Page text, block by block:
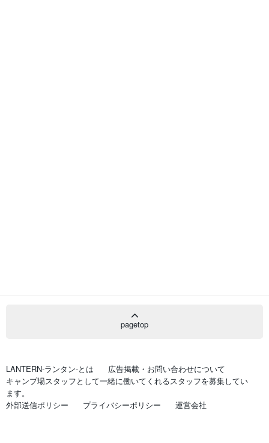
pagetop
LANTERN-ランタン-とは
広告掲載・お問い合わせについて
キャンプ場スタッフとして一緒に働いてくれるスタッフを募集してい
ます。
外部送信ポリシー
プライバシーポリシー 運営会社